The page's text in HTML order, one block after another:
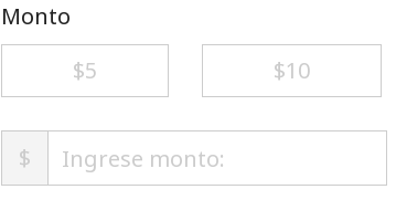
Monto
⁦$5⁩
⁦$10⁩
$